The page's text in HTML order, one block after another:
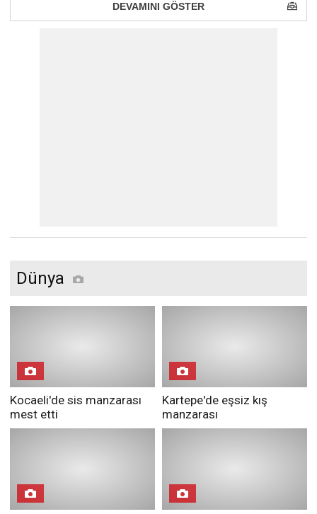
DEVAMINI GÖSTER
Dünya
Kocaeli'de sis manzarası
mest etti
Kartepe'de eşsiz kış
manzarası